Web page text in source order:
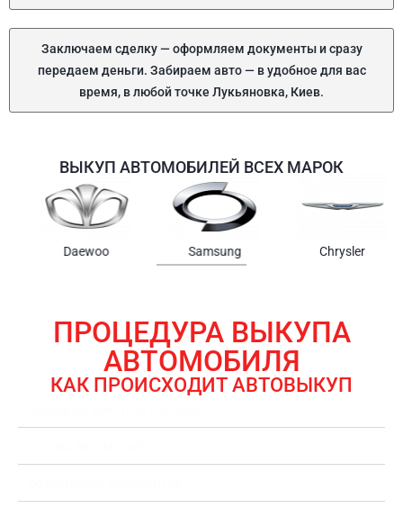
Заключаем сделку — оформляем документы и сразу
передаем деньги. Забираем авто — в удобное для вас
время, в любой точке Лукьяновка, Киев.
ВЫКУП АВТОМОБИЛЕЙ ВСЕХ МАРОК
Samsung Chrysler Gmc
ПРОЦЕДУРА ВЫКУПА
АВТОМОБИЛЯ
КАК ПРОИСХОДИТ АВТОВЫКУП